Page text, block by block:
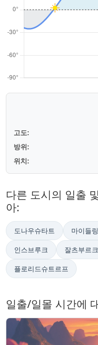
고도:
방위:
위치:
다른 도시의 일출
아:
도나우슈타트 마이들링
인스브루크 잘츠부르크
플로리드슈트르프
일출/일몰 시간에